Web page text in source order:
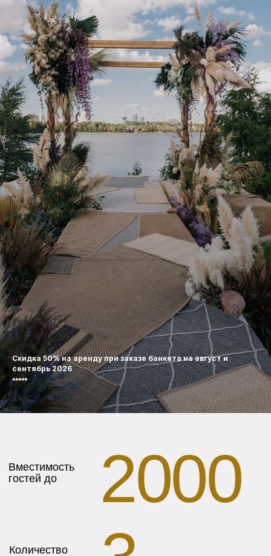
Скидка 50% на аренду при заказе банкета на август и
сентябрь 2026
⭑⭑⭑⭑⭑
2000
Вместимость
гостей до
3
Количество
залов
гектаров
Площадь
более
2,5
Возможность проводить
мероприятия «под ключ»